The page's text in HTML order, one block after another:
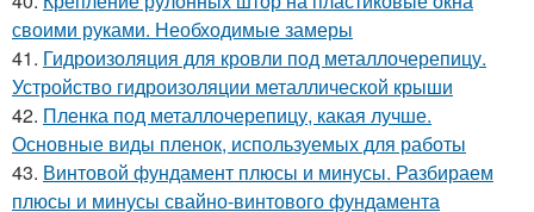
своими руками. Необходимые замеры
41. Гидроизоляция для кровли под металлочерепицу.
Устройство гидроизоляции металлической крыши
42. Пленка под металлочерепицу, какая лучше.
Основные виды пленок, используемых для работы
43. Винтовой фундамент плюсы и минусы. Разбираем
плюсы и минусы свайно-винтового фундамента